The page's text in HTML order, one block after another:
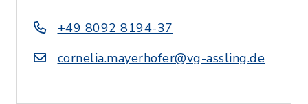
+49 8092 8194-37
cornelia.mayerhofer@vg-assling.de